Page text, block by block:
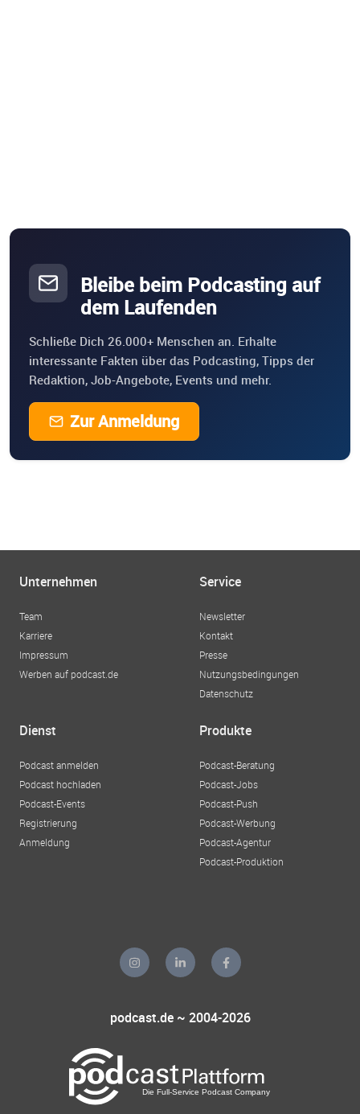
Bleibe beim Podcasting auf
dem Laufenden
Schließe Dich 26.000+ Menschen an. Erhalte
interessante Fakten über das Podcasting, Tipps der
Redaktion, Job-Angebote, Events und mehr.
Zur Anmeldung
Unternehmen
Team
Karriere
Impressum
Werben auf podcast.de
Service
Newsletter
Kontakt
Presse
Nutzungsbedingungen
Datenschutz
Dienst
Podcast anmelden
Podcast hochladen
Podcast-Events
Registrierung
Anmeldung
Produkte
Podcast-Beratung
Podcast-Jobs
Podcast-Push
Podcast-Werbung
Podcast-Agentur
Podcast-Produktion
podcast.de ~ 2004-2026